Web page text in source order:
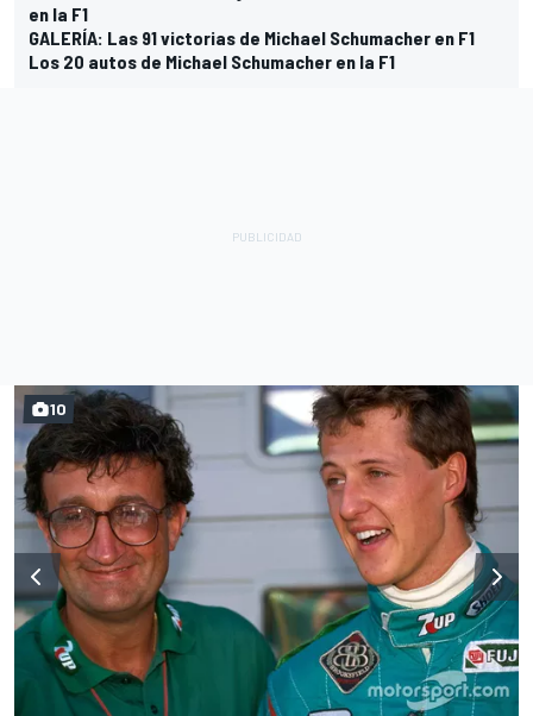
en la F1
GALERÍA: Las 91 victorias de Michael Schumacher en F1
Los 20 autos de Michael Schumacher en la F1
10